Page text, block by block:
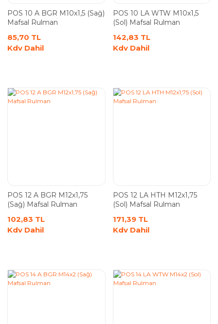
POS 10 A BGR M10x1,5 (Sağ)
Mafsal Rulman
85,70 TL
Kdv Dahil
POS 10 LA WTW M10x1,5
(Sol) Mafsal Rulman
142,83 TL
Kdv Dahil
POS 12 A BGR M12x1,75
(Sağ) Mafsal Rulman
102,83 TL
Kdv Dahil
POS 12 LA HTH M12x1,75
(Sol) Mafsal Rulman
171,39 TL
Kdv Dahil